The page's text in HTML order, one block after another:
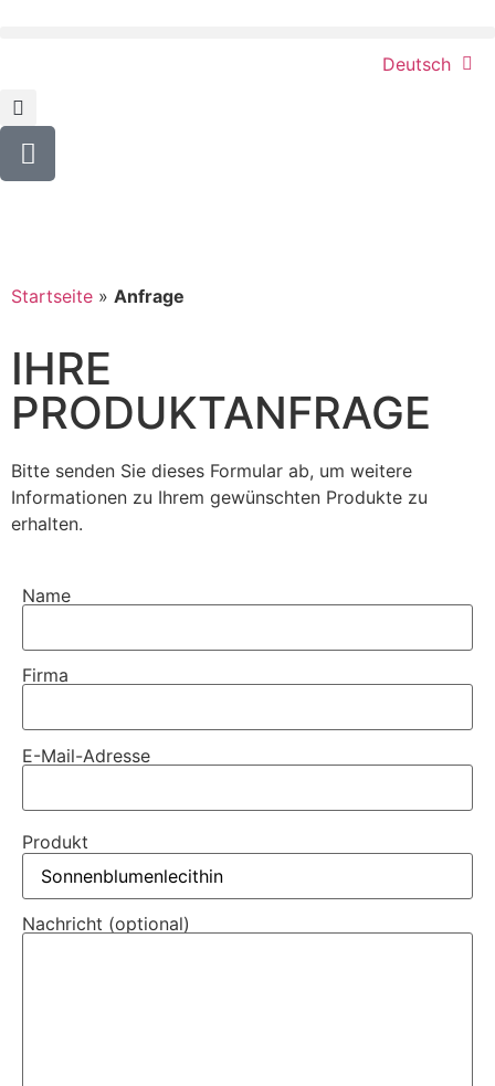
Deutsch
Startseite » Anfrage
IHRE
PRODUKTANFRAGE
Bitte senden Sie dieses Formular ab, um weitere
Informationen zu Ihrem gewünschten Produkte zu
erhalten.
Name
Firma
E-Mail-Adresse
Produkt
Nachricht (optional)